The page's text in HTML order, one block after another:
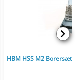
HBM HSS M2 Borersæt